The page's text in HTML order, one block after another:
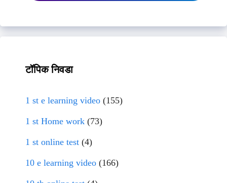
टॉपिक निवडा
1 st e learning video (155)
1 st Home work (73)
1 st online test (4)
10 e learning video (166)